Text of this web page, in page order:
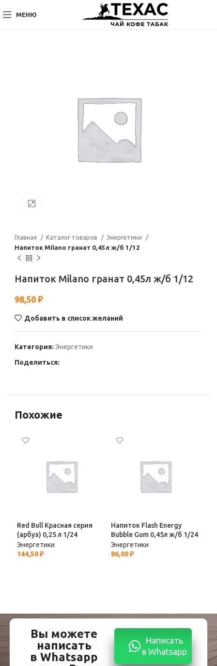
МЕНЮ
Главная Каталог товаров
Энергетики
Напиток Milano гранат 0,45л ж/б 1/12
Напиток Milano гранат 0,45л ж/б 1/12
98,50 ₽
Добавить в список желаний
Категория: Энергетики
Поделиться:
Похожие
Red Bull Красная серия
(арбуз) 0,25 л 1/24
Энергетики
144,50₽
Напиток Flash Energy
Bubble Gum 0,45л ж/б 1/24
Энергетики
86,00₽
Вы можете
написать
в Whatsapp
Написать
в Whatsapp